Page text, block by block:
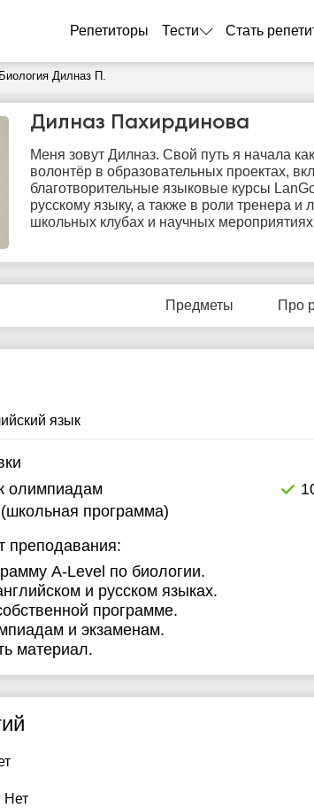
Репетиторы Тести Стать
Дилназ П.
Дилназ Пахирдинова
Меня зовут Дилназ. Свой путь я начала
волонтёр в образовательных проектах,
благотворительные языковые курсы
русскому языку, а также в роли тренера и
школьных клубах и научных
Предметы Про
язык
олимпиадам
программа)
преподавания:
A-Level по биологии.
и русском языках.
программе.
и экзаменам.
материал.
Нет
9
10
11
10:30
11:30
12:30
13:00
13:30
14:00
Нет
свободных
Нет